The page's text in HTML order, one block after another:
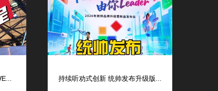
持续听劝式创新 统帅发布升级版...